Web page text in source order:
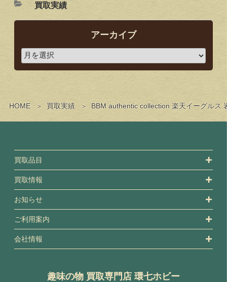
HOME 買取実績 BBM authentic collection 楽天イーグルス
買取実績
アーカイブ
買取品目
買取情報
お知らせ
ご利用案内
会社情報
趣味の物 買取専門店 環七ホビー